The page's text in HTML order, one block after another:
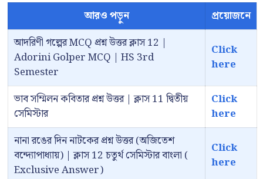
আরও পড়ুন
প্রয়োজনে
আদরিণী গল্পের MCQ প্রশ্ন উত্তর ক্লাস 12 |
Adorini Golper MCQ | HS 3rd
Semester
Click
here
ভাব সম্মিলন কবিতার প্রশ্ন উত্তর | ক্লাস 11 দ্বিতীয়
সেমিস্টার
Click
here
নানা রঙের দিন নাটকের প্রশ্ন উত্তর (অজিতেশ
বন্দ্যোপাধ্যায়) | ক্লাস 12 চতুর্থ সেমিস্টার বাংলা (
Exclusive Answer)
Click
here